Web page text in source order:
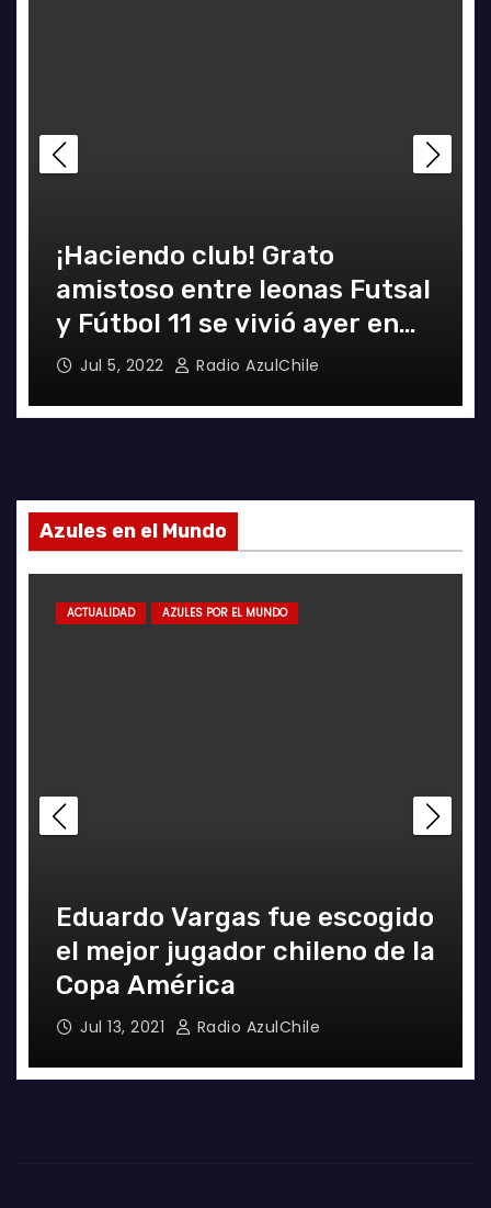
¡Haciendo club! Grato
amistoso entre leonas Futsal
y Fútbol 11 se vivió ayer en
La Florida
Jul 5, 2022 Radio AzulChile
Azules en el Mundo
ACTUALIDAD AZULES POR EL MUNDO
Eduardo Vargas fue escogido
el mejor jugador chileno de la
Copa América
Jul 13, 2021 Radio AzulChile